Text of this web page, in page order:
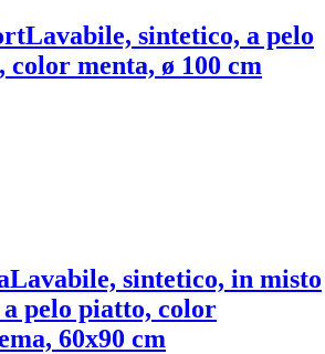
Lavabile, sintetico, a pelo
menta, ø 100 cm
Lavabile, sintetico, in misto
pelo piatto, color
60x90 cm